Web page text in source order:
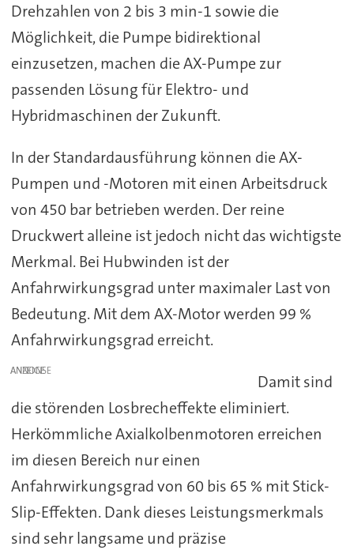
Drehzahlen von 2 bis 3 min-1 sowie die
Möglichkeit, die Pumpe bidirektional
einzusetzen, machen die AX-Pumpe zur
passenden Lösung für Elektro- und
Hybridmaschinen der Zukunft.
In der Standardausführung können die AX-
Pumpen und -Motoren mit einen Arbeitsdruck
von 450 bar betrieben werden. Der reine
Druckwert alleine ist jedoch nicht das wichtigste
Merkmal. Bei Hubwinden ist der
Anfahrwirkungsgrad unter maximaler Last von
Bedeutung. Mit dem AX-Motor werden 99 %
Anfahrwirkungsgrad erreicht.
ANZEIGE
Damit sind
die störenden Losbrecheffekte eliminiert.
Herkömmliche Axialkolbenmotoren erreichen
im diesen Bereich nur einen
Anfahrwirkungsgrad von 60 bis 65 % mit Stick-
Slip-Effekten. Dank dieses Leistungsmerkmals
sind sehr langsame und präzise